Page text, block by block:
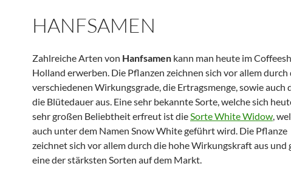
HANFSAMEN
Zahlreiche Arten von Hanfsamen kann man heute im
Holland erwerben. Die Pflanzen zeichnen sich vor allem durch
verschiedenen Wirkungsgrade, die Ertragsmenge, sowie auch
die Blütedauer aus. Eine sehr bekannte Sorte, welche sich
sehr großen Beliebtheit erfreut ist dieSorte White Widow,
auch unter dem Namen Snow White geführt wird. Die Pflanze
zeichnet sich vor allem durch die hohe Wirkungskraft aus und
eine der stärksten Sorten auf dem Markt.